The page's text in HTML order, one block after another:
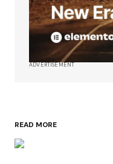
ADVERTISEMENT
READ MORE